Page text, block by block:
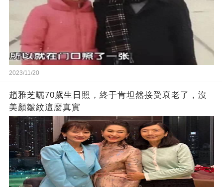
2023/11/20
趙雅芝曬70歲生日照，終于肯坦然接受衰老了，沒
美顏皺紋這麼真實